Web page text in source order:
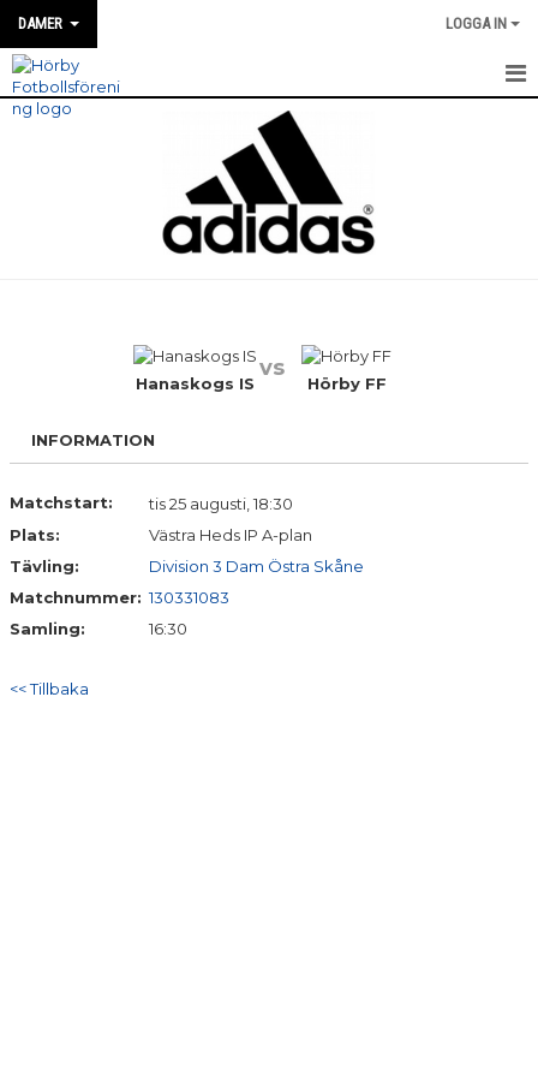
DAMER LOGGA IN
HEM
MATCH INFO / REFERAT
BILDGALLERI
KONTAKT
Hanaskogs IS
vs
Hörby FF
INFORMATION
Matchstart:
tis 25 augusti, 18:30
Plats:
Västra Heds IP A-plan
Tävling:
Division 3 Dam Östra Skåne
Matchnummer: 130331083
Samling:
16:30
<< Tillbaka